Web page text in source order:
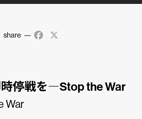
share Facebook
停戦を―Stop the War
War